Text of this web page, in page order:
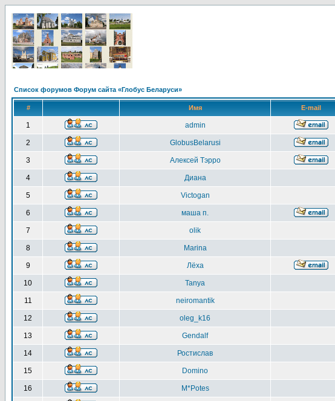
Список форумов Форум сайта «Глобус Беларуси»
# Имя E-mail
1 admin
2 GlobusBelarusi
3 Алексей Тэрро
4 Диана
5 Victogan
6 маша п.
7 olik
8 Marina
9 Лёха
10 Tanya
11 neiromantik
12 oleg_k16
13 Gendalf
14 Ростислав
15 Domino
16 M*Potes